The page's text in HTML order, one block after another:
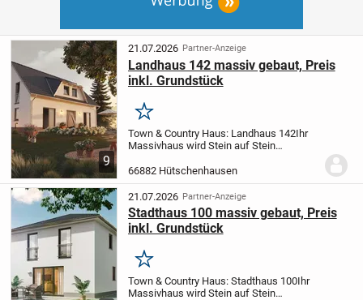
9
21.07.2026 Partner-Anzeige
Landhaus 142 massiv gebaut, Preis
inkl. Grundstück
Merken
Town & Country Haus: Landhaus 142Ihr
Massivhaus wird Stein auf Stein
schlüsselfertiges Haus, das heißt Sie
müssen vor dem Einzug in Ihr Traumhaus
nur noch...
66882 Hütschenhausen
21.07.2026 Partner-Anzeige
Stadthaus 100 massiv gebaut, Preis
inkl. Grundstück
Merken
Town & Country Haus: Stadthaus 100Ihr
Massivhaus wird Stein auf Stein